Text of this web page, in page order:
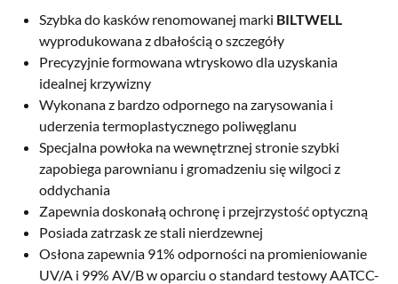
Szybka do kasków renomowanej marki BILTWELL
wyprodukowana z dbałością o szczegóły
Precyzyjnie formowana wtryskowo dla uzyskania
idealnej krzywizny
Wykonana z bardzo odpornego na zarysowania i
uderzenia termoplastycznego poliwęglanu
Specjalna powłoka na wewnętrznej stronie szybki
zapobiega parownianu i gromadzeniu się wilgoci z
oddychania
Zapewnia doskonałą ochronę i przejrzystość optyczną
Posiada zatrzask ze stali nierdzewnej
Osłona zapewnia 91% odporności na promieniowanie
UV/A i 99% AV/B w oparciu o standard testowy AATCC-